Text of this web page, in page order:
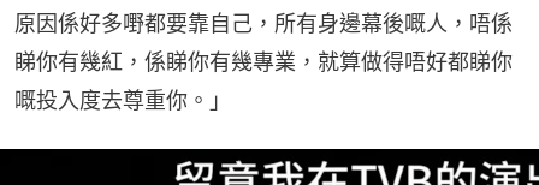
原因係好多嘢都要靠自己，所有身邊幕後嘅人，唔係
睇你有幾紅，係睇你有幾專業，就算做得唔好都睇你
嘅投入度去尊重你。」